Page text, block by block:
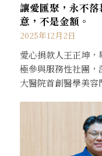
讓愛匯聚，永不
意，不是金額。
2025年12月2日
愛心捐款人王正坤
極參與服務性社團
大醫院首創醫學美容